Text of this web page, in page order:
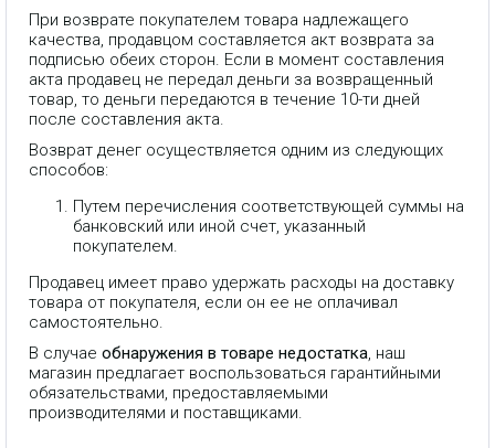
При возврате покупателем товара надлежащего
качества, продавцом составляется акт возврата за
подписью обеих сторон. Если в момент составления
акта продавец не передал деньги за возвращенный
товар, то деньги передаются в течение 10-ти дней
после составления акта.
Возврат денег осуществляется одним из следующих
способов:
Путем перечисления соответствующей суммы на
банковский или иной счет, указанный
покупателем.
Продавец имеет право удержать расходы на доставку
товара от покупателя, если он ее не оплачивал
самостоятельно.
В случае обнаружения в товаре недостатка , наш
магазин предлагает воспользоваться гарантийными
обязательствами, предоставляемыми
производителями и поставщиками.
IP телефон Fanvil V61G, 4 SIP
линии, HD звук, 2 порта 1 Гбит/